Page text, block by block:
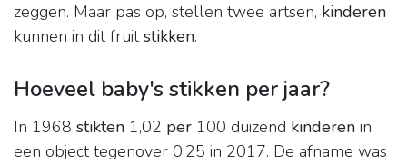
zeggen. Maar pas op, stellen twee artsen, kinderen
kunnen in dit fruitstikken.
Hoeveel baby's stikken per jaar?
In 1968 stikten 1,02 per 100 duizend kinderen in
een object tegenover 0,25 in 2017. De afname was